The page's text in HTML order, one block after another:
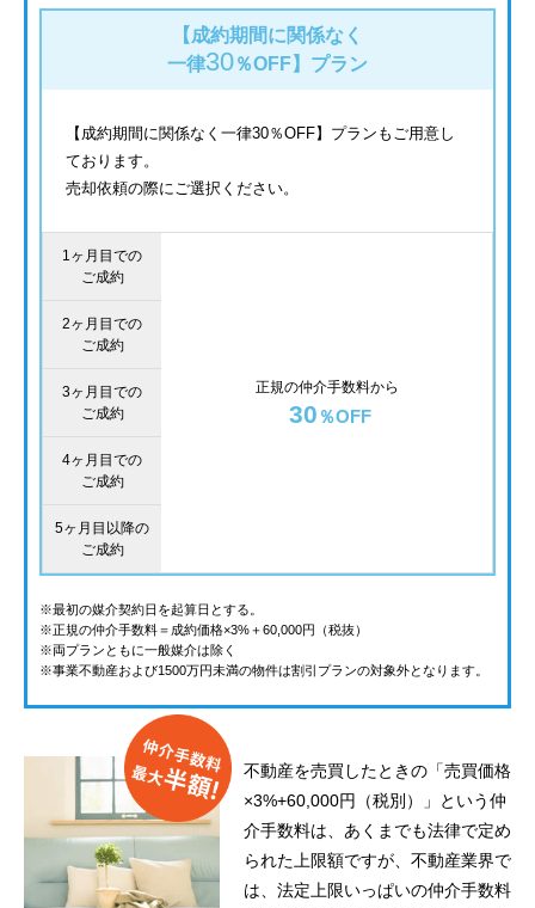
【成約期間に関係なく
一律30％OFF】 プラン
【成約期間に関係なく一律30％OFF】プランもご用意し
ております。
売却依頼の際にご選択ください。
1ヶ月目での
ご成約
正規の仲介手数料から
30 ％OFF
2ヶ月目での
ご成約
3ヶ月目での
ご成約
4ヶ月目での
ご成約
5ヶ月目以降の
ご成約
※最初の媒介契約日を起算日とする。
※正規の仲介手数料＝成約価格×3%＋60,000円（税抜）
※両プランともに一般媒介は除く
※事業不動産および1500万円未満の物件は割引プランの対象外となります。
不動産を売買したときの「売買価格
×3%+60,000円（税別）」という仲
介手数料は、あくまでも法律で定め
られた上限額ですが、不動産業界で
は、法定上限いっぱいの仲介手数料